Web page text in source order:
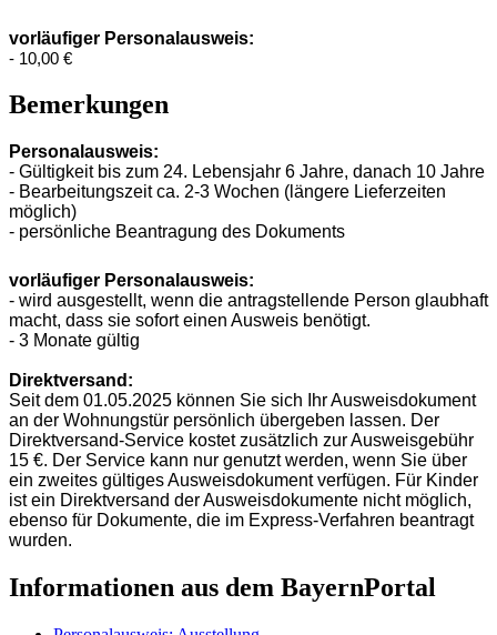
vorläufiger Personalausweis:
- 10,00 €
Bemerkungen
Personalausweis:
- Gültigkeit bis zum 24. Lebensjahr 6 Jahre, danach 10 Jahre
- Bearbeitungszeit ca. 2-3 Wochen (längere Lieferzeiten
möglich)
- persönliche Beantragung des Dokuments
vorläufiger Personalausweis:
- wird ausgestellt, wenn die antragstellende Person glaubhaft
macht, dass sie sofort einen Ausweis benötigt.
- 3 Monate gültig
Direktversand:
​Seit dem 01.05.2025 können Sie sich Ihr Ausweisdokument
an der Wohnungstür persönlich übergeben lassen. Der
Direktversand-Service kostet zusätzlich zur Ausweisgebühr
15 €. Der Service kann nur genutzt werden, wenn Sie über
ein zweites gültiges Ausweisdokument verfügen. Für Kinder
ist ein Direktversand der Ausweisdokumente nicht möglich,
ebenso für Dokumente, die im Express-Verfahren beantragt
wurden.
Informationen aus dem BayernPortal